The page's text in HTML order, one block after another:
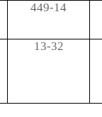
449-14
13-32